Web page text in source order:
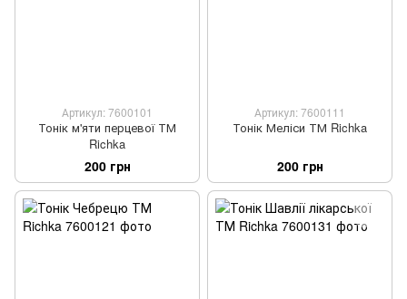
Артикул: 7600101
Тонік м'яти перцевої ТМ
Richka
200 грн
Артикул: 7600111
Тонік Меліси ТМ Richka
200 грн